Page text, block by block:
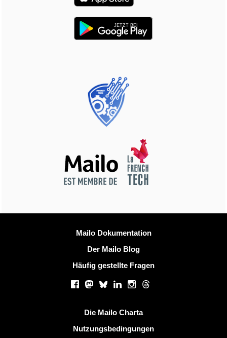
JETZT BEI
Weitere InformationMailo Dokumentation
Der Mailo Blog
Häufig gestellte Fragen
Soziale Netzwerke
Facebook
Mastodon
BlueskyLinkedInInstagram
Threads
Die Mailo Charta
Nutzungsbedingungen